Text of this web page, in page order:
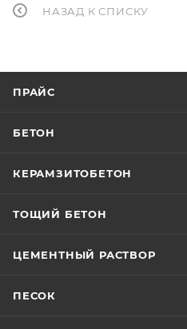
НАЗАД К СПИСКУ
ПРАЙС
БЕТОН
КЕРАМЗИТОБЕТОН
ТОЩИЙ БЕТОН
ЦЕМЕНТНЫЙ РАСТВОР
ПЕСОК